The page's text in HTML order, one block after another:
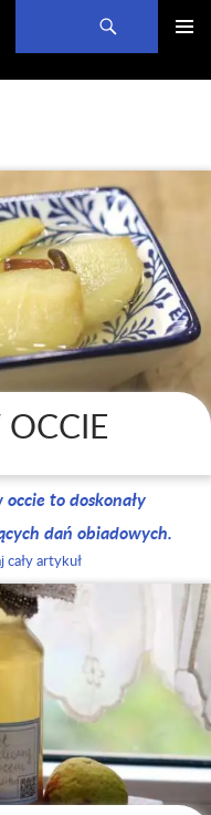
to doskonały
dań obiadowych.
cały artykuł